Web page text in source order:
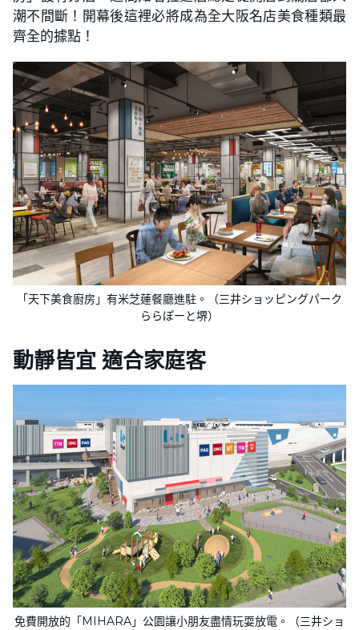
潮不間斷！開幕後這裡必將成為全大阪名店美食種類最
齊全的據點！
「天下美食廚房」有米芝蓮餐廳進駐。（三井ショッピングパーク
ららぽーと堺）
動靜皆宜 適合家庭客
免費開放的「MIHARA」公園讓小朋友盡情玩耍放電。（三井ショ